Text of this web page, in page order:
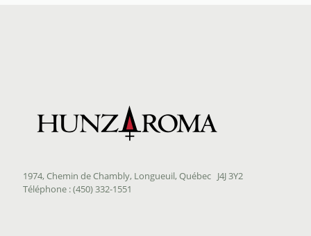
1974, Chemin de Chambly, Longueuil, Québec J4J 3Y2
Téléphone : (450) 332-1551